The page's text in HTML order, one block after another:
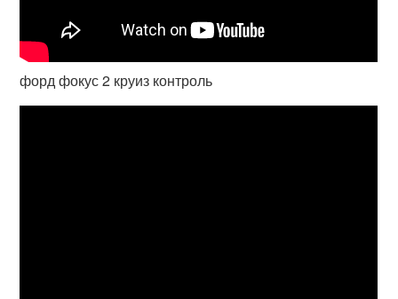
форд фокус 2 круиз контроль